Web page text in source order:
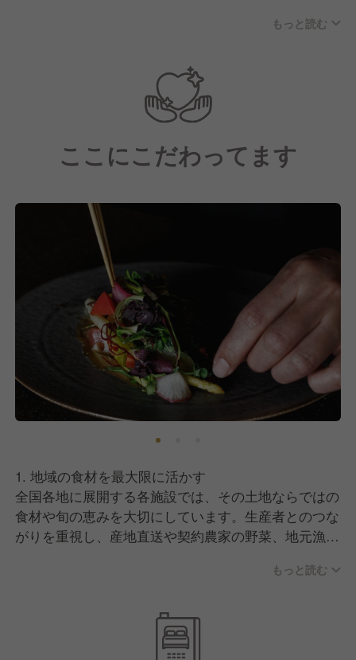
る体験をつくりたい」という想い。役職やジャンルの
垣根を越え、フラットに意見を出し合いながら、一緒
に新しい食のスタイルを生み出しています。
・素材の魅力を最大限に引き出すことに情熱を持てる
したい人
・チームで協力しながら、常に新しい挑戦を楽しめる
・地域の生産者や文化に敬意を持ち、料理に反映でき
こうした仲間と共に働くことで、技術だけでなく、発
想力や表現力を広げていける環境です。
もっと読む
ここにこだわってます
1. 地域の食材を最大限に活かす
全国各地に展開する各施設では、その土地ならではの
食材や旬の恵みを大切にしています。生産者とのつな
がりを重視し、産地直送や契約農家の野菜、地元漁港
ただ美味しいだけではなく、お客様の滞在体験を彩る
「驚き」や「発見」がある料理を目指しています。見
た目の美しさ、香り、盛り付け、ストーリー性まで含
もっと読む